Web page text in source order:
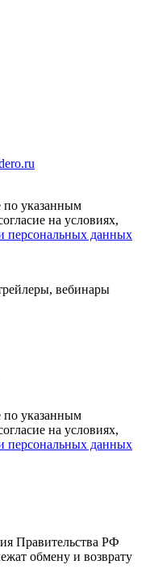
по указанным
на условиях,
персональных данных
вебинары
по указанным
на условиях,
персональных данных
Правительства РФ
обмену и возврату